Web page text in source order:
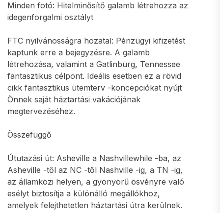
Minden fotó: Hitelminősítő galamb létrehozza az
idegenforgalmi osztályt
FTC nyilvánosságra hozatal: Pénzügyi kifizetést
kaptunk erre a bejegyzésre. A galamb
létrehozása, valamint a Gatlinburg, Tennessee
fantasztikus célpont. Ideális esetben ez a rövid
cikk fantasztikus ütemterv -koncepciókat nyújt
Önnek saját háztartási vakációjának
megtervezéséhez.
Összefüggő
Útutazási út: Asheville a Nashvillewhile -ba, az
Asheville -től az NC -től Nashville -ig, a TN -ig,
az államközi helyen, a gyönyörű ösvényre való
esélyt biztosítja a különálló megállókhoz,
amelyek felejthetetlen háztartási útra kerülnek.